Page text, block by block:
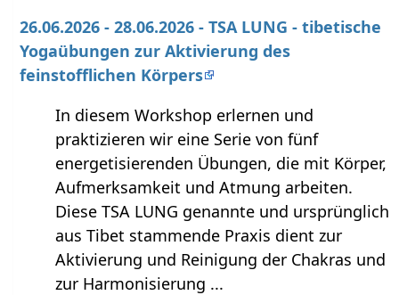
26.06.2026 - 28.06.2026 - TSA LUNG - tibetische
Yogaübungen zur Aktivierung des
feinstofflichen Körpers
In diesem Workshop erlernen und
praktizieren wir eine Serie von fünf
energetisierenden Übungen, die mit Körper,
Aufmerksamkeit und Atmung arbeiten.
Diese TSA LUNG genannte und ursprünglich
aus Tibet stammende Praxis dient zur
Aktivierung und Reinigung der Chakras und
zur Harmonisierung ...